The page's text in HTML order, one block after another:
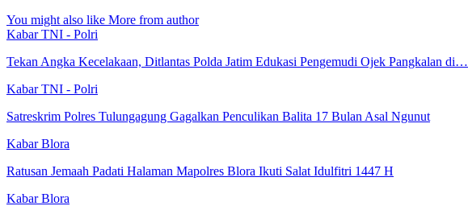
You might also like More from author
Kabar TNI - Polri
Tekan Angka Kecelakaan, Ditlantas Polda Jatim Edukasi Pengemudi Ojek Pangkalan di…
Kabar TNI - Polri
Satreskrim Polres Tulungagung Gagalkan Penculikan Balita 17 Bulan Asal Ngunut
Kabar Blora
Ratusan Jemaah Padati Halaman Mapolres Blora Ikuti Salat Idulfitri 1447 H
Kabar Blora